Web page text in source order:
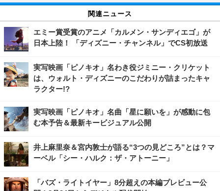
関連ニュース
エミー賞受賞のアニメ「カルメン・サンディエゴ」が
日本上陸！ 「ディズニー・チャンネル」でCS初放送
実写映画「ピノキオ」名わき役ジミニー・クリケット
は、ウォルト・ディズニーのこだわりが詰まったキャ
ラクター!?
実写映画「ピノキオ」名曲「星に願いを」が感動に包
む本予告＆最新キービジュアル公開
井上麻里奈＆宮内敦士が語る“3つの見どころ”とは？マ
ーベル「シー・ハルク：ザ・アトーニー」
「バズ・ライトイヤー」8分超えの本編プレビュー公